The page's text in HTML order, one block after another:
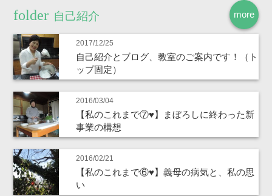
more
自己紹介
2017/12/25
自己紹介とブログ、教室のご案内です！（ト
ップ固定）
2016/03/04
【私のこれまで⑦♥】まぼろしに終わった新
事業の構想
2016/02/21
【私のこれまで⑥♥】義母の病気と、私の思
い